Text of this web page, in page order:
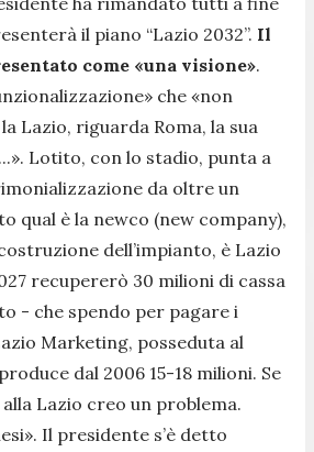
il piano “Lazio 2032”. Il
come «una visione».
che «non
Lazio, riguarda Roma, la sua
Lotito, con lo stadio, punta a
da oltre un
qual è la newco (new company),
dell’impianto, è Lazio
recupererò 30 milioni di cassa
- che spendo per pagare i
Marketing, posseduta al
dal 2006 15-18 milioni. Se
Lazio creo un problema.
Il presidente s’è detto